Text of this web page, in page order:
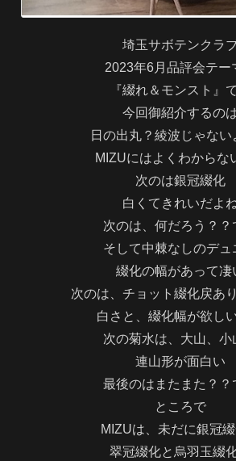
埼玉サボテンクラ
2023年6月品評会テー
『綴れ＆モンスト』
今回御紹介するの
日の出丸？綾波じゃない
MIZUにはよくわからな
次のは銀冠綴化
白くてきれいだよ
次のは、何だろう？？
そして中棘なしのデュ
綴化の幅があって凄
次のは、チョット綴化戻あ
白さと、綴化幅が欲し
次の菊水は、大山、小
連山形が面白い
最後のはまたまた？？
ところで
MIZUは、未だに銀冠綴
翠冠綴化と烏羽玉綴